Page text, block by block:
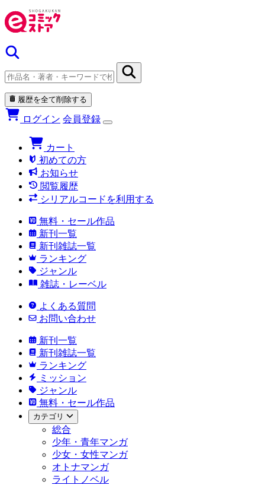
履歴を全て削除する
ログイン 会員登録
カート
初めての方
お知らせ
閲覧履歴
シリアルコードを利用する
無料・セール作品
新刊一覧
新刊雑誌一覧
ランキング
ジャンル
雑誌・レーベル
よくある質問
お問い合わせ
新刊一覧
新刊雑誌一覧
ランキング
ミッション
ジャンル
無料・セール作品
カテゴリ
総合
少年・青年マンガ
少女・女性マンガ
オトナマンガ
ライトノベル